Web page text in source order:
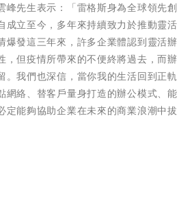
峰先生表示：「雷格斯身為全球領先創
成立至今，多年來持續致力於推動靈活
爆發這三年來，許多企業體認到靈活辦
，但疫情所帶來的不便終將過去，而辦
。我們也深信，當你我的生活回到正軌
網絡、替客戶量身打造的辦公模式、能
定能夠協助企業在未來的商業浪潮中拔